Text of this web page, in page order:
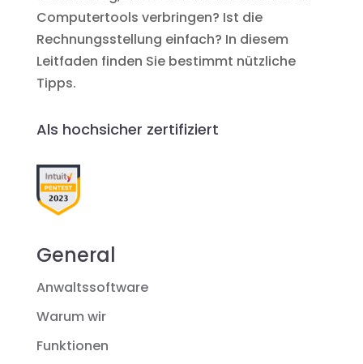
Computertools verbringen? Ist die
Rechnungsstellung einfach? In diesem
Leitfaden finden Sie bestimmt nützliche
Tipps.
Als hochsicher zertifiziert
General
Anwaltssoftware
Warum wir
Funktionen